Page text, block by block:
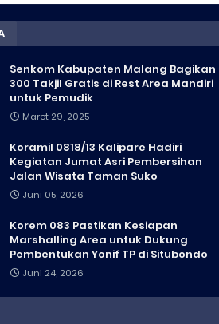
Senkom Kabupaten Malang Bagikan
300 Takjil Gratis di Rest Area Mandiri
untuk Pemudik
Maret 29, 2025
Koramil 0818/13 Kalipare Hadiri
Kegiatan Jumat Asri Pembersihan
Jalan Wisata Taman Suko
Juni 05, 2026
Korem 083 Pastikan Kesiapan
Marshalling Area untuk Dukung
Pembentukan Yonif TP di Situbondo
Juni 24, 2026